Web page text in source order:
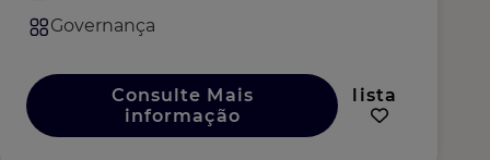
Governança
Consulte Mais
informação
lista